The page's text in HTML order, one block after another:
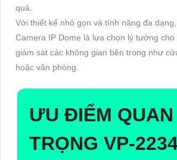
quả.
Với thiết kế nhỏ gọn và tính năng đa dạng,
Camera IP Dome là lựa chọn lý tưởng cho
giám sát các không gian bên trong như
hoặc văn phòng.
ƯU ĐIỂM QUAN
TRỌNG VP-